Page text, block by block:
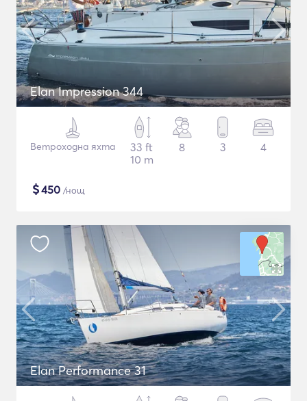
Elan Impression 344
Ветроходна яхта
33 ft
10 m
8 3 4
$450 /нощ
Elan Performance 31